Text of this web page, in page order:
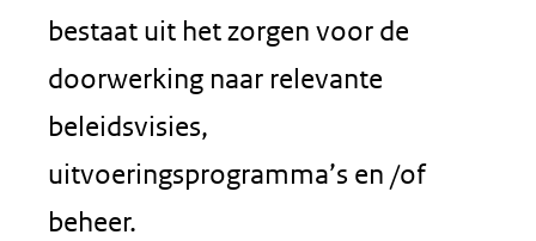
bestaat uit het zorgen voor de
doorwerking naar relevante
beleidsvisies,
uitvoeringsprogramma’s en /of
beheer.